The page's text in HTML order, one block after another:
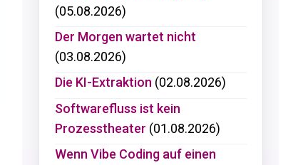
(05.08.2026)
Der Morgen wartet nicht
(03.08.2026)
Die KI-Extraktion (02.08.2026)
Softwarefluss ist kein
Prozesstheater (01.08.2026)
Wenn Vibe Coding auf einen